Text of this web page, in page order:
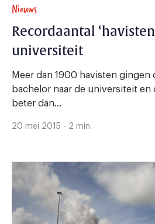
Nieuws
Recordaantal
universiteit
Meer dan 1900 havisten gingen
bachelor naar de universiteit en
beter dan...
20 mei 2015 - 2 min.